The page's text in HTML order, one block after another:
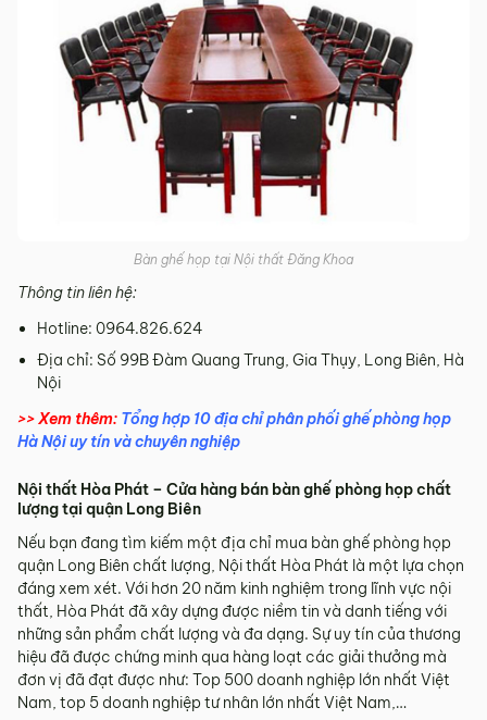
Bàn ghế họp tại Nội thất Đăng Khoa
Thông tin liên hệ:
Hotline: 0964.826.624
Địa chỉ: Số 99B Đàm Quang Trung, Gia Thụy, Long Biên, Hà
Nội
>> Xem thêm: Tổng hợp 10 địa chỉ phân phối ghế phòng họp
Hà Nội uy tín và chuyên nghiệp
Nội thất Hòa Phát – Cửa hàng bán bàn ghế phòng họp chất
lượng tại quận Long Biên
Nếu bạn đang tìm kiếm một địa chỉ mua bàn ghế phòng họp
quận Long Biên chất lượng, Nội thất Hòa Phát là một lựa chọn
đáng xem xét. Với hơn 20 năm kinh nghiệm trong lĩnh vực nội
thất, Hòa Phát đã xây dựng được niềm tin và danh tiếng với
những sản phẩm chất lượng và đa dạng. Sự uy tín của thương
hiệu đã được chứng minh qua hàng loạt các giải thưởng mà
đơn vị đã đạt được như: Top 500 doanh nghiệp lớn nhất Việt
Nam, top 5 doanh nghiệp tư nhân lớn nhất Việt Nam,…